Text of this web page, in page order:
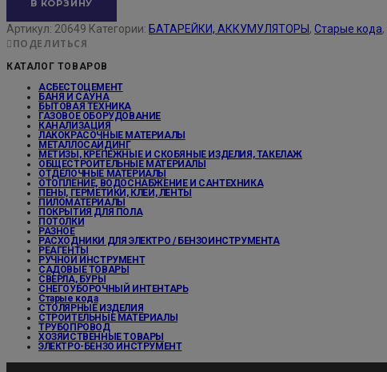
В КОРЗИНУ
Артикул: 20649 Категории: БАТАРЕЙКИ, АККУМУЛЯТОРЫ , Старые кода,
ПОДЕЛИТЬСЯ
КАТАЛОГ ТОВАРОВ
АСБЕСТОЦЕМЕНТ
БАНЯ И САУНА
БЫТОВАЯ ТЕХНИКА
ГАЗОВОЕ ОБОРУДОВАНИЕ
КАНАЛИЗАЦИЯ
ЛАКОКРАСОЧНЫЕ МАТЕРИАЛЫ
МЕТАЛЛОСАЙДИНГ
МЕТИЗЫ, КРЕПЕЖНЫЕ И СКОБЯНЫЕ ИЗДЕЛИЯ, ТАКЕЛАЖ
ОБЩЕСТРОИТЕЛЬНЫЕ МАТЕРИАЛЫ
ОТДЕЛОЧНЫЕ МАТЕРИАЛЫ
ОТОПЛЕНИЕ, ВОДОСНАБЖЕНИЕ И САНТЕХНИКА
ПЕНЫ, ГЕРМЕТИКИ, КЛЕИ, ЛЕНТЫ
ПИЛОМАТЕРИАЛЫ
ПОКРЫТИЯ ДЛЯ ПОЛА
ПОТОЛКИ
РАЗНОЕ
РАСХОДНИКИ ДЛЯ ЭЛЕКТРО / БЕНЗОИНСТРУМЕНТА
РЕАГЕНТЫ
РУЧНОЙ ИНСТРУМЕНТ
САДОВЫЕ ТОВАРЫ
СВЕРЛА, БУРЫ
СНЕГОУБОРОЧНЫЙ ИНТЕНТАРЬ
Старые кода
СТОЛЯРНЫЕ ИЗДЕЛИЯ
СТРОИТЕЛЬНЫЕ МАТЕРИАЛЫ
ТРУБОПРОВОД
ХОЗЯЙСТВЕННЫЕ ТОВАРЫ
ЭЛЕКТРО-БЕНЗО ИНСТРУМЕНТ